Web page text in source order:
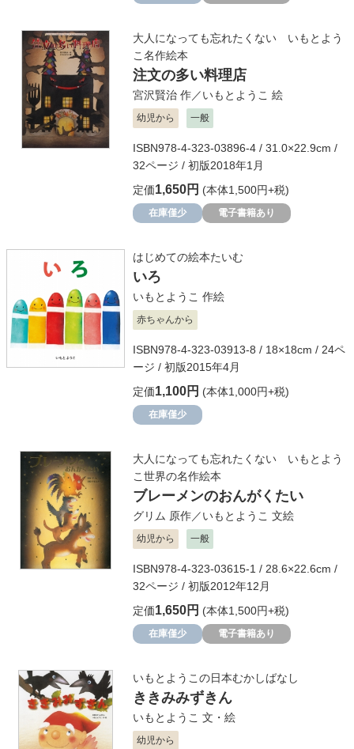
大人になっても忘れたくない いもとよう
こ名作絵本
注文の多い料理店
宮沢賢治 作／いもとようこ 絵
幼児から 一般
ISBN978-4-323-03896-4 / 31.0×22.9cm /
32ページ / 初版2018年1月
定価1,650円 (本体1,500円+税)
在庫僅少 電子書籍あり
はじめての絵本たいむ
いろ
いもとようこ 作絵
赤ちゃんから
ISBN978-4-323-03913-8 / 18×18cm / 24ペ
ージ / 初版2015年4月
定価1,100円 (本体1,000円+税)
在庫僅少
大人になっても忘れたくない いもとよう
こ世界の名作絵本
ブレーメンのおんがくたい
グリム 原作／いもとようこ 文絵
幼児から 一般
ISBN978-4-323-03615-1 / 28.6×22.6cm /
32ページ / 初版2012年12月
定価1,650円 (本体1,500円+税)
在庫僅少 電子書籍あり
いもとようこの日本むかしばなし
ききみみずきん
いもとようこ 文・絵
幼児から